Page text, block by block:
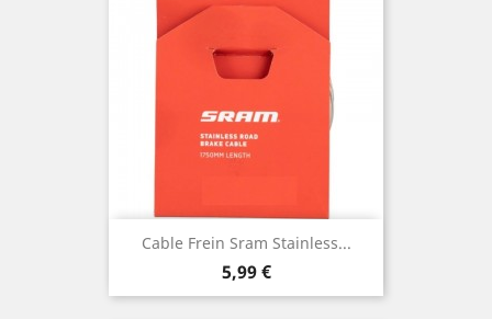
Cable Frein Sram Stainless...
Prix
5,99 €